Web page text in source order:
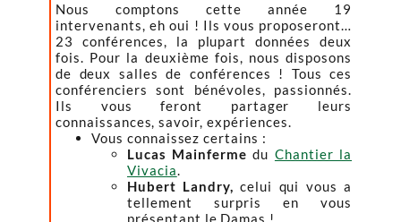
Nous comptons cette année 19
intervenants, eh oui ! Ils vous proposeront…
23 conférences, la plupart données deux
fois. Pour la deuxième fois, nous disposons
de deux salles de conférences ! Tous ces
conférenciers sont bénévoles, passionnés.
Ils vous feront partager leurs
connaissances, savoir, expériences.
Vous connaissez certains :
Lucas Mainferme du Chantier la
Vivacia.
Hubert Landry,celui qui vous a
tellement surpris en vous
présentant le Damas !